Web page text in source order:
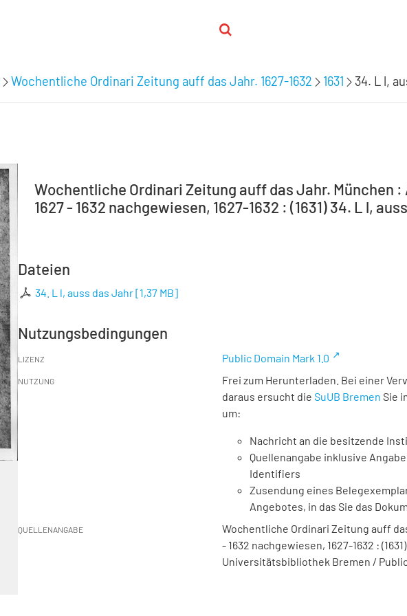
Wochentliche Ordinari Zeitung auff das Jahr. 1627-1632 1631 34. L l,
Wochentliche Ordinari Zeitung auff das Jahr. München :
1627 - 1632 nachgewiesen, 1627-1632 : (1631) 34. L l,
Dateien
34. L l, auss das Jahr[1,37 MB]
Nutzungsbedingungen
LIZENZ Public Domain Mark 1.0
NUTZUNG
Frei zum Herunterladen. Bei einer
daraus ersucht die SuUB Bremen Sie
um:
Nachricht an die besitzende
Quellenangabe inklusive
Identifiers
Zusendung eines
Angebotes, in das Sie das
QUELLENANGABE
Wochentliche Ordinari Zeitung auff
- 1632 nachgewiesen, 1627-1632 :
Universitätsbibliothek Bremen / Public